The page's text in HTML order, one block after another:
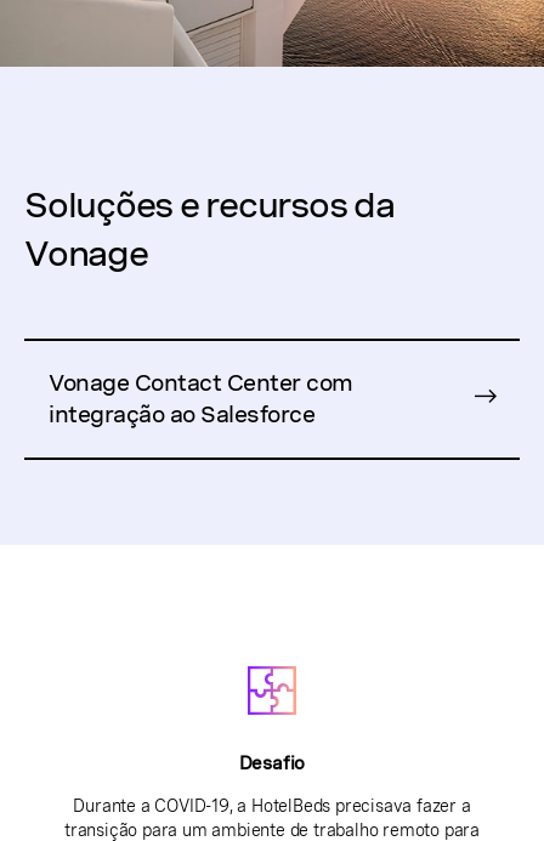
Soluções e recursos da
Vonage
Vonage Contact Center com
integração ao Salesforce
Desafio
Durante a COVID-19, a HotelBeds precisava fazer a
transição para um ambiente de trabalho remoto para